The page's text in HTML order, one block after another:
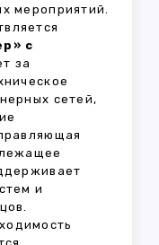
мероприятий.
с
за
сетей,
и